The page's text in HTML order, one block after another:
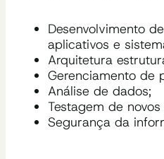
Desenvolvimento
aplicativos e
Arquitetura
Gerenciamento de
Análise de dados;
Testagem de
Segurança da